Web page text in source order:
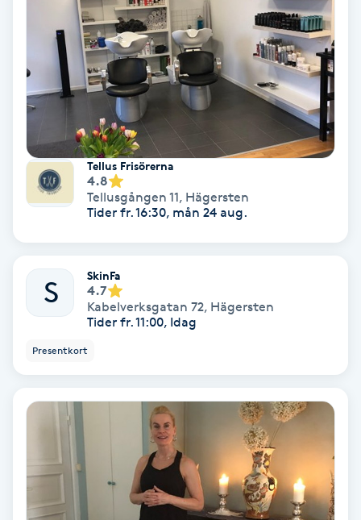
Meditation
Medium
Megavolymfransar
Melasma
Microshading
Mixfransar
Nagelförlängning
Nagelförlängning akryl
Nagelförlängning gelé
Tellus Frisörerna
4.8
Tellusgången 11, Hägersten
Tider fr. 16:30, mån 24 aug.
S
SkinFa
4.7
Kabelverksgatan 72, Hägersten
Tider fr. 11:00, Idag
Presentkort